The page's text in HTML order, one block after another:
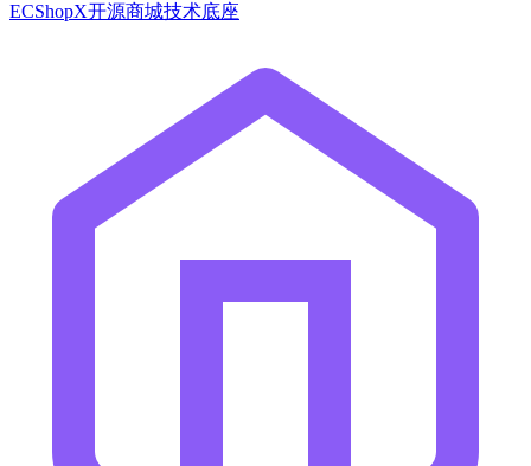
ECShopX开源商城技术底座